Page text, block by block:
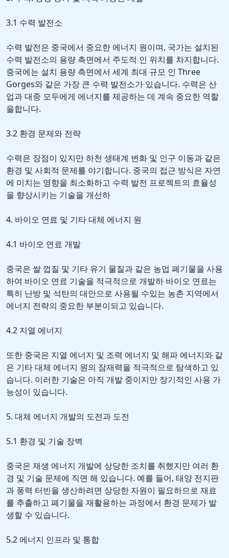
3.1 수력 발전소
수력 발전은 중국에서 중요한 에너지 원이며, 국가는 설치된
수력 발전소의 용량 측면에서 주도적 인 위치를 차지합니다.
중국에는 설치 용량 측면에서 세계 최대 규모 인 Three
Gorges와 같은 가장 큰 수력 발전소가 있습니다. 수력은 산
업과 대중 모두에게 에너지를 제공하는 데 계속 중요한 역할
을합니다.
3.2 환경 문제와 전략
수력은 장점이 있지만 하천 생태계 변화 및 인구 이동과 같은
환경 및 사회적 문제를 야기합니다. 중국의 접근 방식은 자연
에 미치는 영향을 최소화하고 수력 발전 프로젝트의 효율성
을 향상시키는 기술을 개선하
4. 바이오 연료 및 기타 대체 에너지 원
4.1 바이오 연료 개발
중국은 쌀 껍질 및 기타 유기 물질과 같은 농업 폐기물을 사용
하여 바이오 연료 기술을 적극적으로 개발하 바이오 연료는
특히 난방 및 석탄의 대안으로 사용될 수있는 농촌 지역에서
에너지 전략의 중요한 부분이되고 있습니다.
4.2 지열 에너지
또한 중국은 지열 에너지 및 조력 에너지 및 해파 에너지와 같
은 기타 대체 에너지 원의 잠재력을 적극적으로 탐색하고 있
습니다. 이러한 기술은 아직 개발 중이지만 장기적인 사용 가
능성이 있습니다.
5. 대체 에너지 개발의 도전과 도전
5.1 환경 및 기술 장벽
중국은 재생 에너지 개발에 상당한 조치를 취했지만 여러 환
경 및 기술 문제에 직면 해 있습니다. 예를 들어, 태양 전지판
과 풍력 터빈을 생산하려면 상당한 자원이 필요하므로 재료
를 추출하고 폐기물을 재활용하는 과정에서 환경 문제가 발
생할 수 있습니다.
5.2 에너지 인프라 및 통합